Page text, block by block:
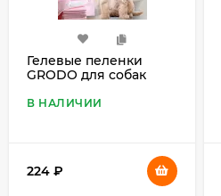
Гелевые пеленки
GRODO для собак
лаванды, 10 шт.
В НАЛИЧИИ
224 ₽